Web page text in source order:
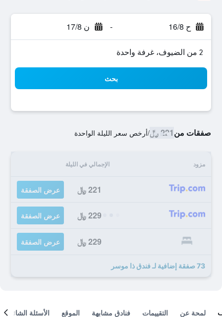
ح 16/8 - ن 17/8
2 من الضيوف، غرفة واحدة
بحث
صفقات من221 ﷼ /أرخص سعر الليلة الواحدة
مزود الإجمالي في الليلة
221 ﷼ عرض الصفقة
229 ﷼ عرض الصفقة
229 ﷼ عرض الصفقة
73 صفقة إضافية لـ فندق ذا موسر
لمحة عن التقييمات فنادق مشابهة الموقع الأسئلة الشائعة